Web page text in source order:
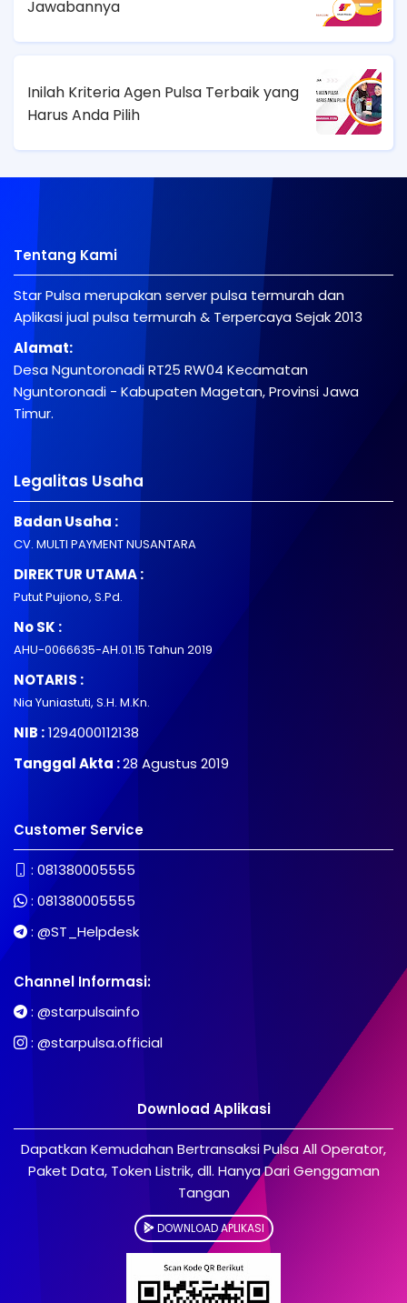
Jawabannya
Inilah Kriteria Agen Pulsa Terbaik yang
Harus Anda Pilih
Tentang Kami
Star Pulsa merupakan server pulsa termurah dan
Aplikasi jual pulsa termurah & Terpercaya Sejak 2013
Alamat:
Desa Nguntoronadi RT25 RW04 Kecamatan
Nguntoronadi - Kabupaten Magetan, Provinsi Jawa
Timur.
Legalitas Usaha
Badan Usaha :
CV. MULTI PAYMENT NUSANTARA
DIREKTUR UTAMA :
Putut Pujiono, S.Pd.
No SK :
AHU-0066635-AH.01.15 Tahun 2019
NOTARIS :
Nia Yuniastuti, S.H. M.Kn.
NIB :1294000112138
Tanggal Akta :28 Agustus 2019
Customer Service
: 081380005555
: 081380005555
: @ST_Helpdesk
Channel Informasi:
: @starpulsainfo
: @starpulsa.official
Download Aplikasi
Dapatkan Kemudahan Bertransaksi Pulsa All Operator,
Paket Data, Token Listrik, dll. Hanya Dari Genggaman
Tangan
DOWNLOAD APLIKASI